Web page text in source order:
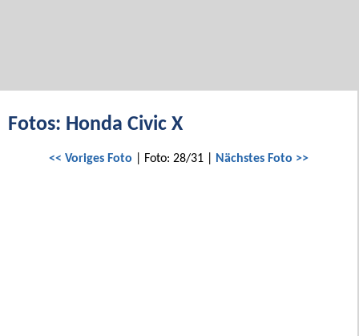
Fotos: Honda Civic X
<< Voriges Foto | Foto: 28/31 | Nächstes Foto >>